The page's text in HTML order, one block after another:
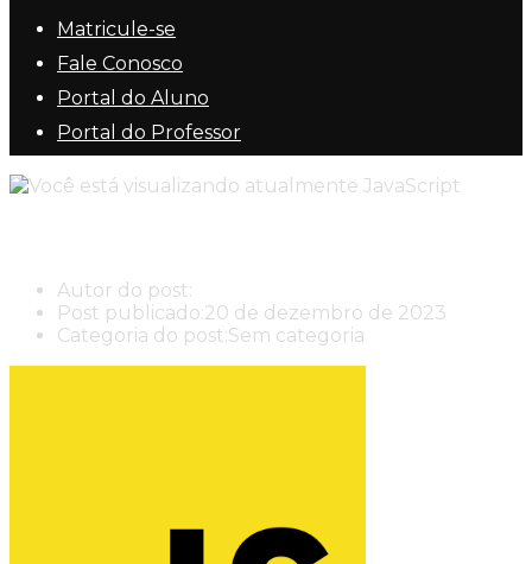
Matricule-se
Fale Conosco
Portal do Aluno
Portal do Professor
Autor do post:
Post publicado:20 de dezembro de 2023
Categoria do post:Sem categoria